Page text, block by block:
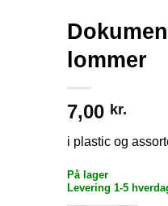
lommer
7,00 kr.
i plastic og
På lager
Levering 1-5